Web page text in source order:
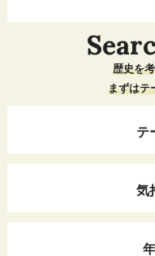
歴史を
まずはテ
テ
気